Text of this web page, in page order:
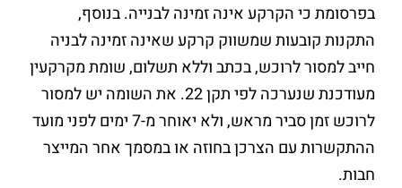
בפרסומת כי הקרקע אינה זמינה לבנייה. בנוסף,
התקנות קובעות שמשווק קרקע שאינה זמינה לבניה
חייב למסור לרוכש, בכתב וללא תשלום, שומת מקרקעין
מעודכנת שנערכה לפי תקן 22. את השומה יש למסור
לרוכש זמן סביר מראש, ולא יאוחר מ-7 ימים לפני מועד
ההתקשרות עם הצרכן בחוזה או במסמך אחר המייצר
חבות.